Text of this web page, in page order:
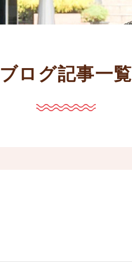
ブログ記事一覧